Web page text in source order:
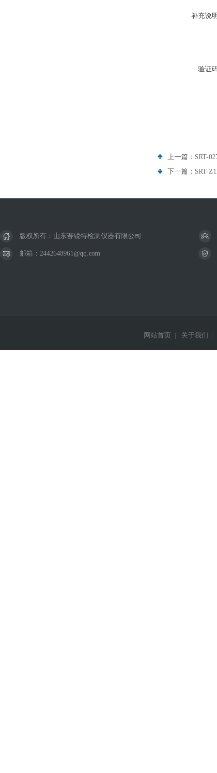
补充说
验证
上一篇： SRT-
下一篇： SRT-
版权所有：山东赛锐特检测仪器有限公司
邮箱：2442648961@qq.com
网站首页 关于我们